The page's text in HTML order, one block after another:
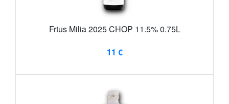
Frtus Milia 2025 CHOP 11.5% 0.75L
11 €